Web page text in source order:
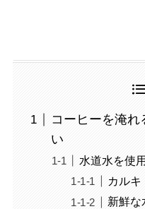
コーヒーを淹れ
い
水道水を使
カルキ
新鮮な